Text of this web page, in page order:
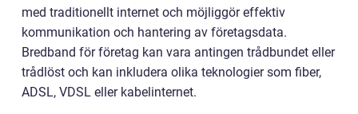
med traditionellt internet och möjliggör effektiv
kommunikation och hantering av företagsdata.
Bredband för företag kan vara antingen trådbundet eller
trådlöst och kan inkludera olika teknologier som fiber,
ADSL, VDSL eller kabelinternet.